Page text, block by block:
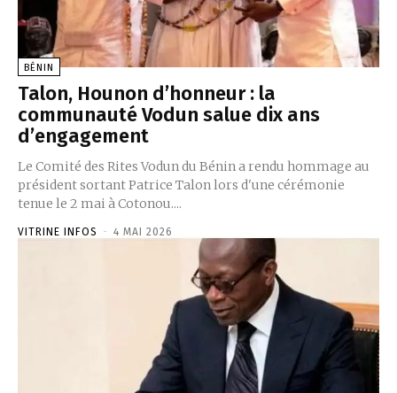
BÉNIN
Talon, Hounon d’honneur : la
communauté Vodun salue dix ans
d’engagement
Le Comité des Rites Vodun du Bénin a rendu hommage au
président sortant Patrice Talon lors d'une cérémonie
tenue le 2 mai à Cotonou....
VITRINE INFOS - 4 MAI 2026